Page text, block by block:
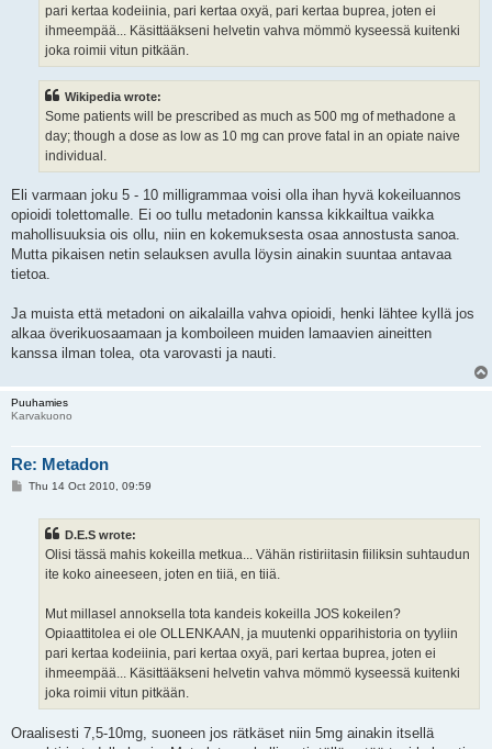
pari kertaa kodeiinia, pari kertaa oxyä, pari kertaa buprea, joten ei
ihmeempää... Käsittääkseni helvetin vahva mömmö kyseessä kuitenki
joka roimii vitun pitkään.
Wikipedia wrote:
Some patients will be prescribed as much as 500 mg of methadone a
day; though a dose as low as 10 mg can prove fatal in an opiate naive
individual.
Eli varmaan joku 5 - 10 milligrammaa voisi olla ihan hyvä kokeiluannos
opioidi tolettomalle. Ei oo tullu metadonin kanssa kikkailtua vaikka
mahollisuuksia ois ollu, niin en kokemuksesta osaa annostusta sanoa.
Mutta pikaisen netin selauksen avulla löysin ainakin suuntaa antavaa
tietoa.
Ja muista että metadoni on aikalailla vahva opioidi, henki lähtee kyllä jos
alkaa överikuosaamaan ja komboileen muiden lamaavien aineitten
kanssa ilman tolea, ota varovasti ja nauti.
Puuhamies
Karvakuono
Re: Metadon
PThu 14 Oct 2010, 09:59
D.E.S wrote:
Olisi tässä mahis kokeilla metkua... Vähän ristiriitasin fiiliksin suhtaudun
ite koko aineeseen, joten en tiiä, en tiiä.
Mut millasel annoksella tota kandeis kokeilla JOS kokeilen?
Opiaattitolea ei ole OLLENKAAN, ja muutenki opparihistoria on tyyliin
pari kertaa kodeiinia, pari kertaa oxyä, pari kertaa buprea, joten ei
ihmeempää... Käsittääkseni helvetin vahva mömmö kyseessä kuitenki
joka roimii vitun pitkään.
Oraalisesti 7,5-10mg, suoneen jos rätkäset niin 5mg ainakin itsellä